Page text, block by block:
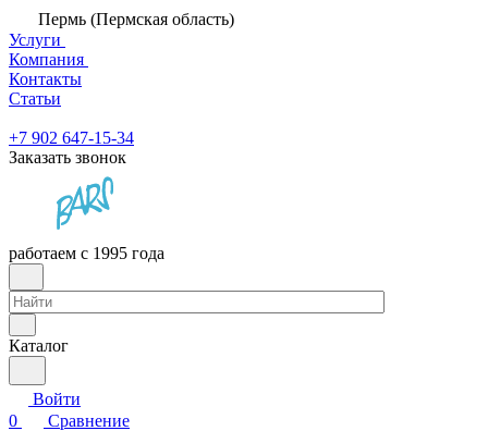
Пермь (Пермская область)
Услуги
Компания
Контакты
Статьи
+7 902 647-15-34
Заказать звонок
работаем с 1995 года
Каталог
Войти
0
Сравнение